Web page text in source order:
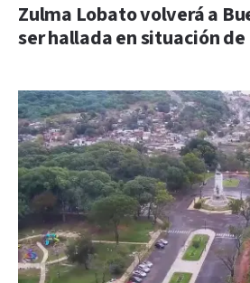
Zulma Lobato volverá a
ser hallada en situación de